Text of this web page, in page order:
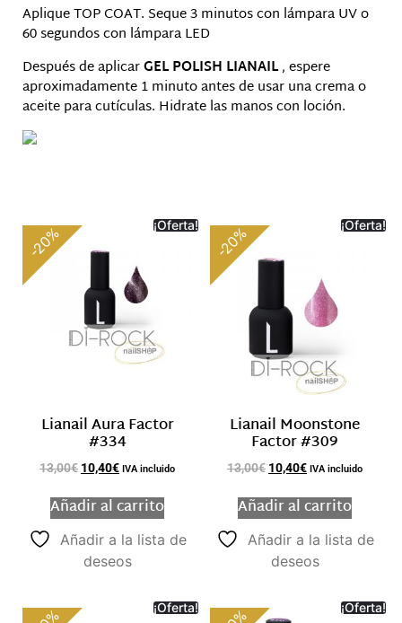
Aplique TOP COAT. Seque 3 minutos con lámpara UV o
60 segundos con lámpara LED
Después de aplicarGEL POLISH LIANAIL, espere
aproximadamente 1 minuto antes de usar una crema o
aceite para cutículas. Hidrate las manos con loción.
¡Oferta!
-20%
Lianail Aura Factor
#334
13,00€ 10,40€ IVA incluido
Añadir al carrito
Añadir a la lista de
deseos
¡Oferta!
-20%
Lianail Moonstone
Factor #309
13,00€ 10,40€ IVA incluido
Añadir al carrito
Añadir a la lista de
deseos
¡Oferta! ¡Oferta!